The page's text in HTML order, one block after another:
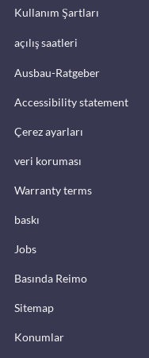
Kullanım Şartları
açılış saatleri
Ausbau-Ratgeber
Accessibility statement
Çerez ayarları
veri koruması
Warranty terms
baskı
Jobs
Basında Reimo
Sitemap
Konumlar